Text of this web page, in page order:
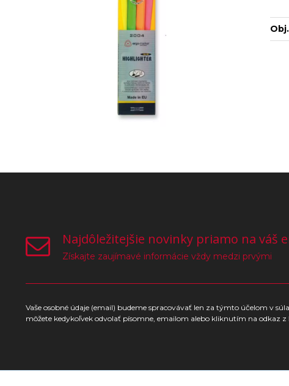
Najdôležitejšie novinky priamo na váš
Získajte zaujímavé informácie vždy medzi prvými
Vaše osobné údaje (email) budeme spracovávať len za týmto účelom v
môžete kedykoľvek odvolať písomne, emailom alebo kliknutím na odkaz